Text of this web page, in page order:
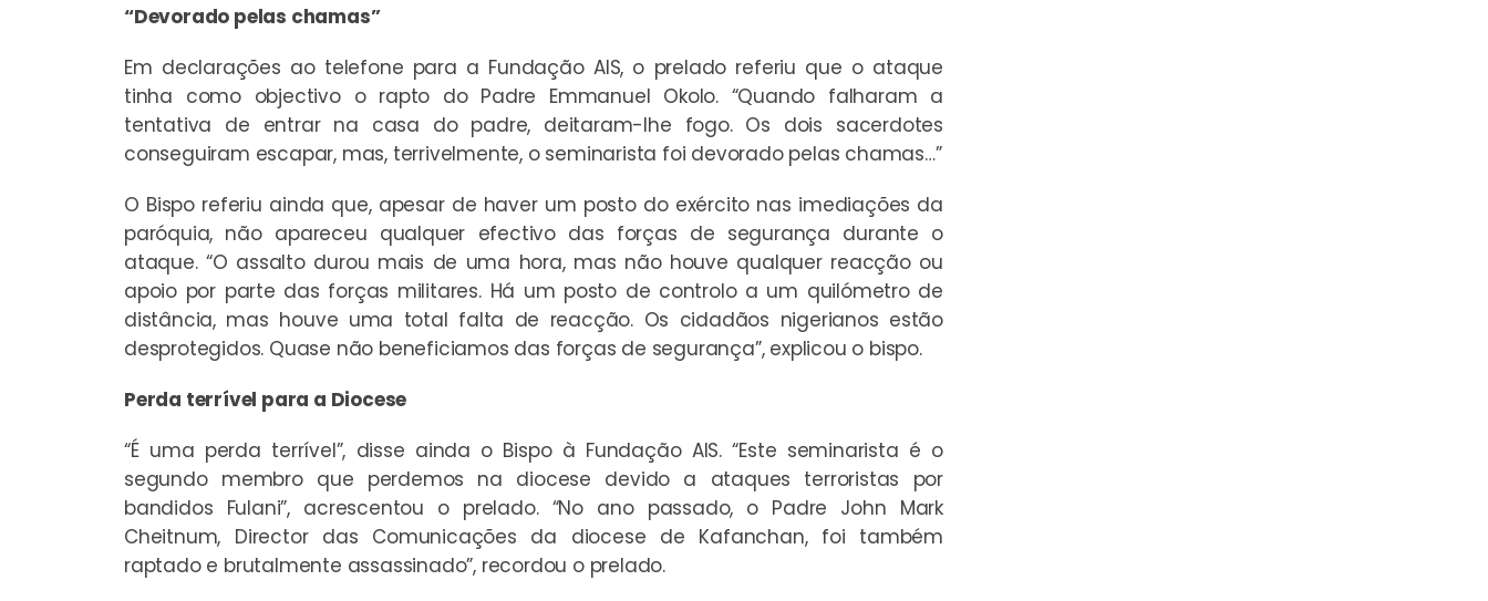
“Devorado pelas chamas”
Em declarações ao telefone para a Fundação AIS, o prelado referiu que o ataque
tinha como objectivo o rapto do Padre Emmanuel Okolo. “Quando falharam a
tentativa de entrar na casa do padre, deitaram-lhe fogo. Os dois sacerdotes
conseguiram escapar, mas, terrivelmente, o seminarista foi devorado pelas chamas…”
O Bispo referiu ainda que, apesar de haver um posto do exército nas imediações da
paróquia, não apareceu qualquer efectivo das forças de segurança durante o
ataque. “O assalto durou mais de uma hora, mas não houve qualquer reacção ou
apoio por parte das forças militares. Há um posto de controlo a um quilómetro de
distância, mas houve uma total falta de reacção. Os cidadãos nigerianos estão
desprotegidos. Quase não beneficiamos das forças de segurança”, explicou o bispo.
Perda terrível para a Diocese
“É uma perda terrível”, disse ainda o Bispo à Fundação AIS. “Este seminarista é o
segundo membro que perdemos na diocese devido a ataques terroristas por
bandidos Fulani”, acrescentou o prelado. “No ano passado, o Padre John Mark
Cheitnum, Director das Comunicações da diocese de Kafanchan, foi também
raptado e brutalmente assassinado”, recordou o prelado.